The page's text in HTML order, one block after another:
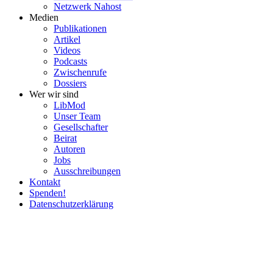
Netzwerk Nahost
Medien
Publi­ka­tionen
Artikel
Videos
Podcasts
Zwischenrufe
Dossiers
Wer wir sind
LibMod
Unser Team
Gesell­schafter
Beirat
Autoren
Jobs
Ausschrei­bungen
Kontakt
Spenden!
Daten­schutz­er­klärung